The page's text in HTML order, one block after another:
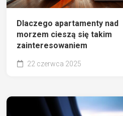
Dlaczego apartamenty nad
morzem cieszą się takim
zainteresowaniem
22 czerwca 2025